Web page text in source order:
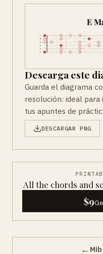
Descarga este
Guarda el diagrama
resolución: ideal
tus apuntes de
DESCARGAR PNG
All the chords and
$9
←